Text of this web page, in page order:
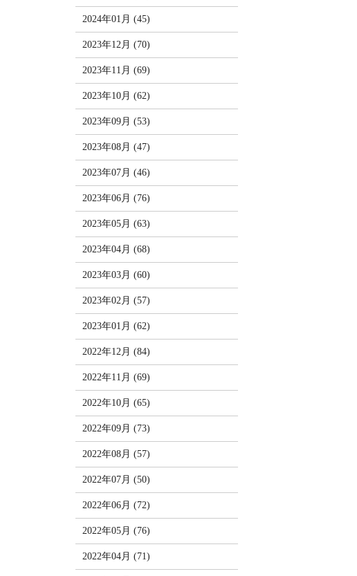
2024年01月 (45)
2023年12月 (70)
2023年11月 (69)
2023年10月 (62)
2023年09月 (53)
2023年08月 (47)
2023年07月 (46)
2023年06月 (76)
2023年05月 (63)
2023年04月 (68)
2023年03月 (60)
2023年02月 (57)
2023年01月 (62)
2022年12月 (84)
2022年11月 (69)
2022年10月 (65)
2022年09月 (73)
2022年08月 (57)
2022年07月 (50)
2022年06月 (72)
2022年05月 (76)
2022年04月 (71)